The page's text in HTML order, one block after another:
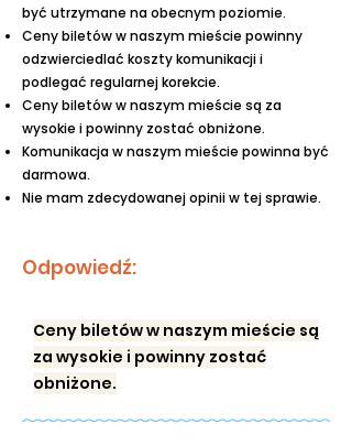
być utrzymane na obecnym poziomie.
Ceny biletów w naszym mieście powinny
odzwierciedlać koszty komunikacji i
podlegać regularnej korekcie.
Ceny biletów w naszym mieście są za
wysokie i powinny zostać obniżone.
Komunikacja w naszym mieście powinna być
darmowa.
Nie mam zdecydowanej opinii w tej sprawie.
Odpowiedź:
Ceny biletów w naszym mieście są
za wysokie i powinny zostać
obniżone.